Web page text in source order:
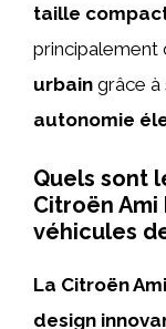
taille
principalement
urbain grâce à
autonomie
Quels sont
Citroën
véhicules
La Citroën
design